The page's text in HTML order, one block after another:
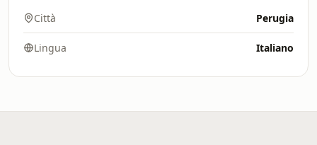
Città Perugia
Lingua Italiano